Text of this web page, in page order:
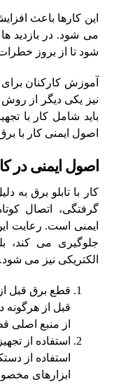
این کارها باعث
می‌ شود. در بازدید
شود تا از بروز
آموزش کارکنان
نیز یکی دیگر از
باید شامل کار با
اصول ایمنی کار با
اصول ایمنی در
کار با تابلو برق به
گرفتگی، اتصال
ایمنی است. رعایت
جلوگیری می‌ کند،
الکتریکی نیز می‌ شود.
قطع برق قبل
قبل از هرگونه
از منبع اصلی
استفاده از
استفاده از
ابزارهای